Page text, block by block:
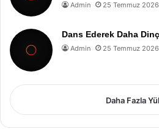
Admin 25 Temmuz 2026
Dans Ederek Daha
Admin 25 Temmuz 2026
Daha Fazla